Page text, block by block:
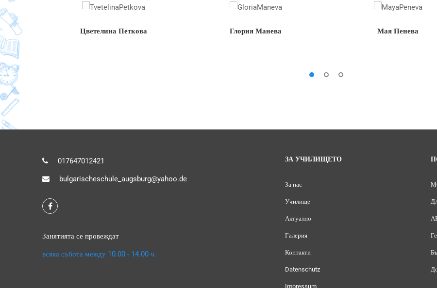
Цветелина Петкова Глория Манева Мая Пенева
017647012421
bulgarischeschule_augsburg@yahoo.de
Занятията се провеждат
всяка събота между 10.00 - 14.00 ч.
ЗА УЧИЛИЩЕТО
За нас
Училище
Актуално
Галерия
Контакти
Datenschutz
Impressum